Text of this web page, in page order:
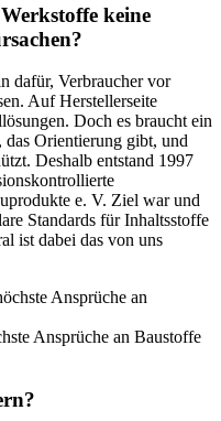
keine
dafür, Verbraucher vor
Auf Herstellerseite
Doch es braucht ein
das Orientierung gibt, und
Deshalb entstand 1997
e. V. Ziel war und
Standards für Inhaltsstoffe
ist dabei das von uns
Ansprüche an Baustoffe